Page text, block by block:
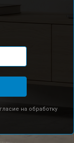
на обработку